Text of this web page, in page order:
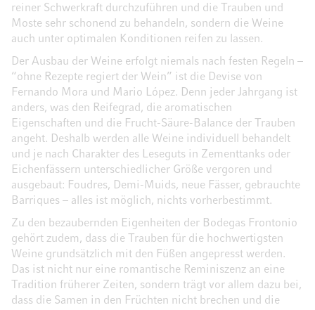
reiner Schwerkraft durchzuführen und die Trauben und
Moste sehr schonend zu behandeln, sondern die Weine
auch unter optimalen Konditionen reifen zu lassen.
Der Ausbau der Weine erfolgt niemals nach festen Regeln –
“ohne Rezepte regiert der Wein” ist die Devise von
Fernando Mora und Mario López. Denn jeder Jahrgang ist
anders, was den Reifegrad, die aromatischen
Eigenschaften und die Frucht-Säure-Balance der Trauben
angeht. Deshalb werden alle Weine individuell behandelt
und je nach Charakter des Leseguts in Zementtanks oder
Eichenfässern unterschiedlicher Größe vergoren und
ausgebaut: Foudres, Demi-Muids, neue Fässer, gebrauchte
Barriques – alles ist möglich, nichts vorherbestimmt.
Zu den bezaubernden Eigenheiten der Bodegas Frontonio
gehört zudem, dass die Trauben für die hochwertigsten
Weine grundsätzlich mit den Füßen angepresst werden.
Das ist nicht nur eine romantische Reminiszenz an eine
Tradition früherer Zeiten, sondern trägt vor allem dazu bei,
dass die Samen in den Früchten nicht brechen und die